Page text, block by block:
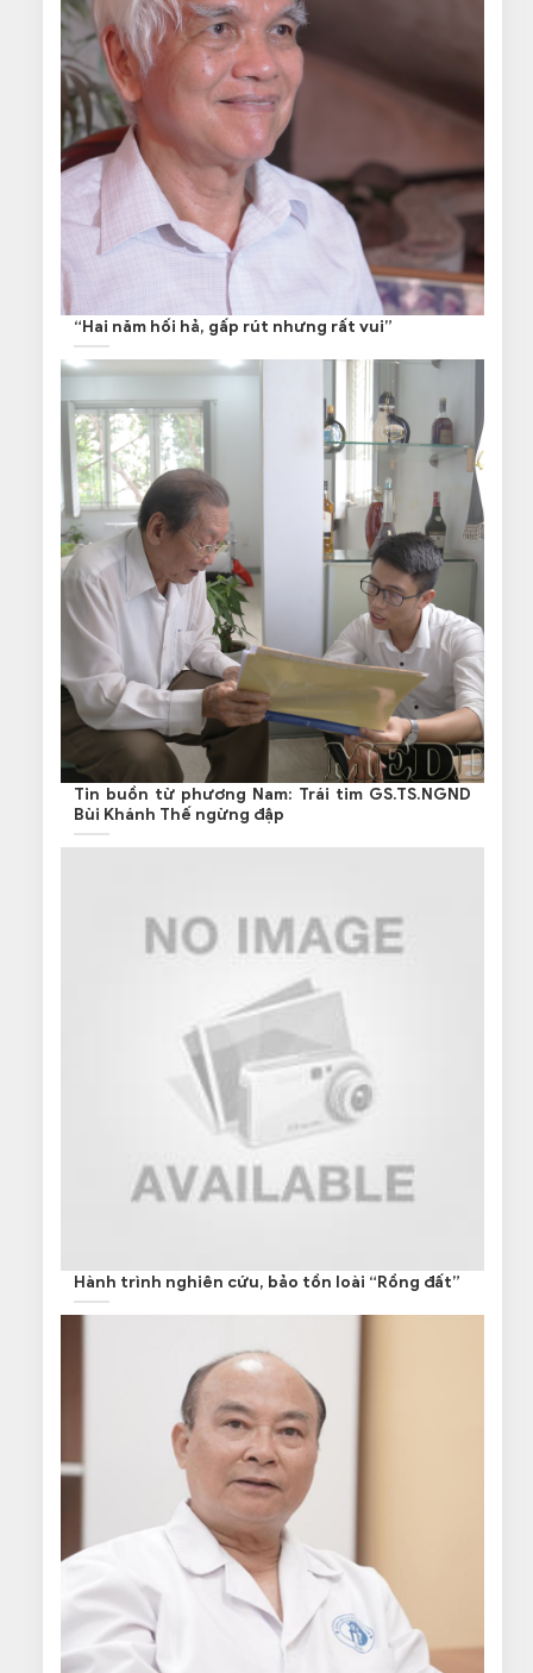
“Hai năm hối hả, gấp rút nhưng rất vui”
Tin buồn từ phương Nam: Trái tim GS.TS.NGND
Bùi Khánh Thế ngừng đập
Hành trình nghiên cứu, bảo tồn loài “Rồng đất”